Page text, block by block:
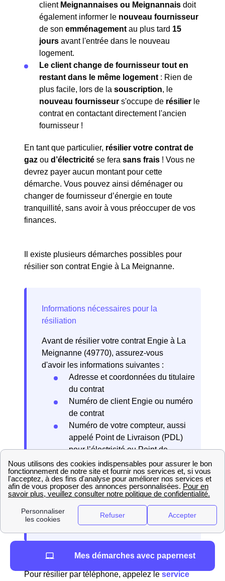
client Meignannaises ou Meignannais doit
également informer le nouveau fournisseur
de son emménagement au plus tard 15
jours avant l'entrée dans le nouveau
logement.
Le client change de fournisseur tout en
restant dans le même logement : Rien de
plus facile, lors de la souscription, le
nouveau fournisseur s'occupe de résilier le
contrat en contactant directement l'ancien
fournisseur !
En tant que particulier, résilier votre contrat de
gaz ou d’électricité se fera sans frais ! Vous ne
devrez payer aucun montant pour cette
démarche. Vous pouvez ainsi déménager ou
changer de fournisseur d’énergie en toute
tranquillité, sans avoir à vous préoccuper de vos
finances.
Il existe plusieurs démarches possibles pour
résilier son contrat Engie à La Meignanne.
Avant de résilier votre contrat Engie à La
Meignanne (49770), assurez-vous
d'avoir les informations suivantes :
Adresse et coordonnées du titulaire
du contrat
Numéro de client Engie ou numéro
de contrat
Numéro de votre compteur, aussi
appelé Point de Livraison (PDL)
pour l’électricité ou Point de
Comptage et Estimation (PCE) pour
le gaz
Date de résiliation souhaitée
Relevé de compteur (facultatif si
vous disposez d’un compteur Linky)
Pour résilier par téléphone, appelez le service
Mes démarches avec papernest